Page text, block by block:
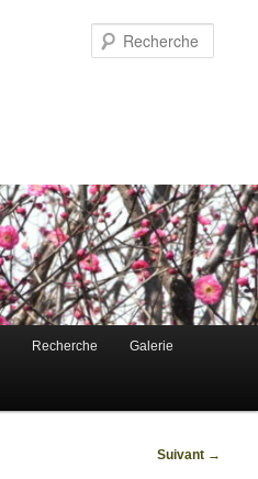
Recherche Galerie
Suivant →